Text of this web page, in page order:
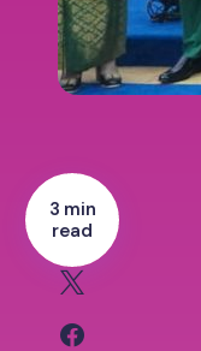
3 min
read